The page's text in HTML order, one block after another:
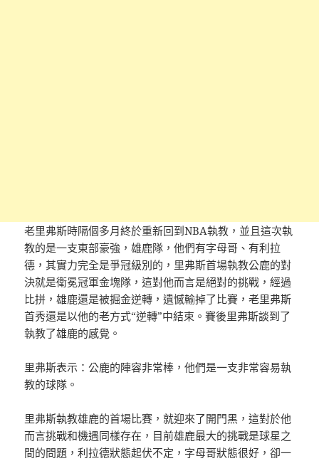
老里弗斯時隔個多月終於重新回到NBA執教，並且這次執
教的是一支東部豪強，雄鹿隊，他們有字母哥、有利拉
德，其實力完全是爭冠級別的，里弗斯首場執教公鹿的對
決就是衛冕冠軍金塊隊，這對他而言是絕對的挑戰，經過
比拼，雄鹿還是被掘金逆轉，遺憾輸掉了比賽，老里弗斯
首秀還是以他的老方式“逆轉”中結束。賽後里弗斯談到了
執教了雄鹿的感覺。
里弗斯表示：公鹿的陣容非常棒，他們是一支非常容易執
教的球隊。
里弗斯執教雄鹿的首場比賽，就迎來了開門黑，這對於他
而言挑戰和機遇同樣存在，目前雄鹿最大的挑戰是球星之
間的問題，利拉德狀態起伏不定，字母哥狀態很好，卻一